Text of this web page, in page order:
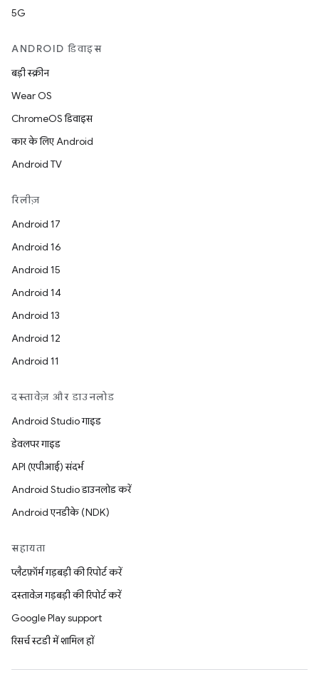
5G
ANDROID डिवाइस
बड़ी स्क्रीन
Wear OS
ChromeOS डिवाइस
कार के लिए Android
Android TV
रिलीज़
Android 17
Android 16
Android 15
Android 14
Android 13
Android 12
Android 11
दस्तावेज़ और डाउनलोड
Android Studio गाइड
डेवलपर गाइड
API (एपीआई) संदर्भ
Android Studio डाउनलोड करें
Android एनडीके (NDK)
सहायता
प्लैटफ़ॉर्म गड़बड़ी की रिपोर्ट करें
दस्तावेज़ गड़बड़ी की रिपोर्ट करें
Google Play support
रिसर्च स्टडी में शामिल हों